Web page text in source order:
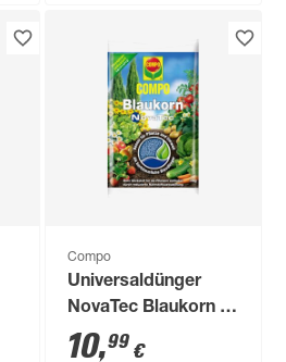
Compo
Universaldünger
NovaTec Blaukorn 3
kg
10,99 €